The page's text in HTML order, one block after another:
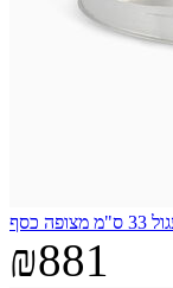
כסף
₪881